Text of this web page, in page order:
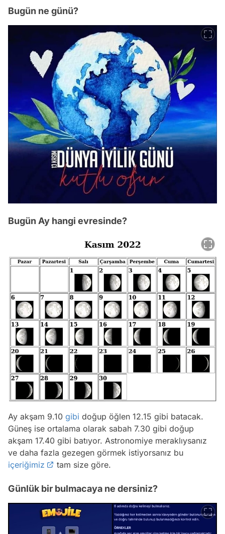
Bugün ne günü?
Bugün Ay hangi evresinde?
Ay akşam 9.10 gibi doğup öğlen 12.15 gibi batacak.
Güneş ise ortalama olarak sabah 7.30 gibi doğup
akşam 17.40 gibi batıyor. Astronomiye meraklıysanız
ve daha fazla gezegen görmek istiyorsanız bu
içeriğimiz
tam size göre.
Günlük bir bulmacaya ne dersiniz?